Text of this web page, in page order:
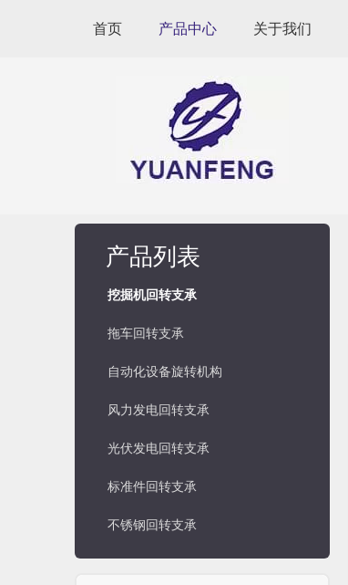
首页 产品中心 关于我们
产品列表
挖掘机回转支承
拖车回转支承
自动化设备旋转机构
风力发电回转支承
光伏发电回转支承
标准件回转支承
不锈钢回转支承